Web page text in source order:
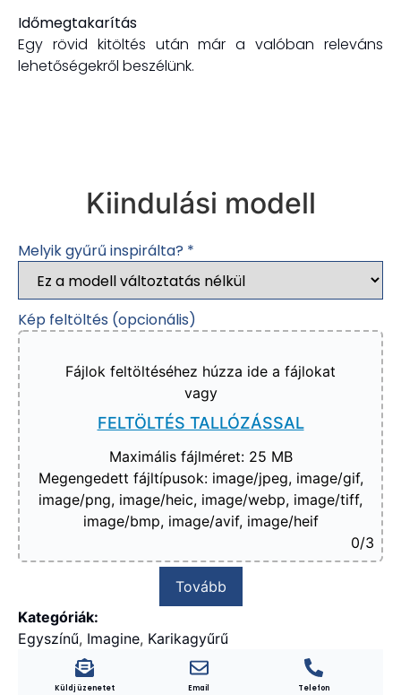
Időmegtakarítás
Egy rövid kitöltés után már a valóban releváns
lehetőségekről beszélünk.
Kiindulási modell
Melyik gyűrű inspirálta? *
Kép feltöltés (opcionális)
Fájlok feltöltéséhez húzza ide a fájlokat
vagy
FELTÖLTÉS TALLÓZÁSSAL
Maximális fájlméret: 25 MB
Megengedett fájltípusok: image/jpeg, image/gif,
image/png, image/heic, image/webp, image/tiff,
image/bmp, image/avif, image/heif
0/3
Tovább
Kategóriák:
Egyszínű, Imagine, Karikagyűrű
Küldj üzenetet Email Telefon